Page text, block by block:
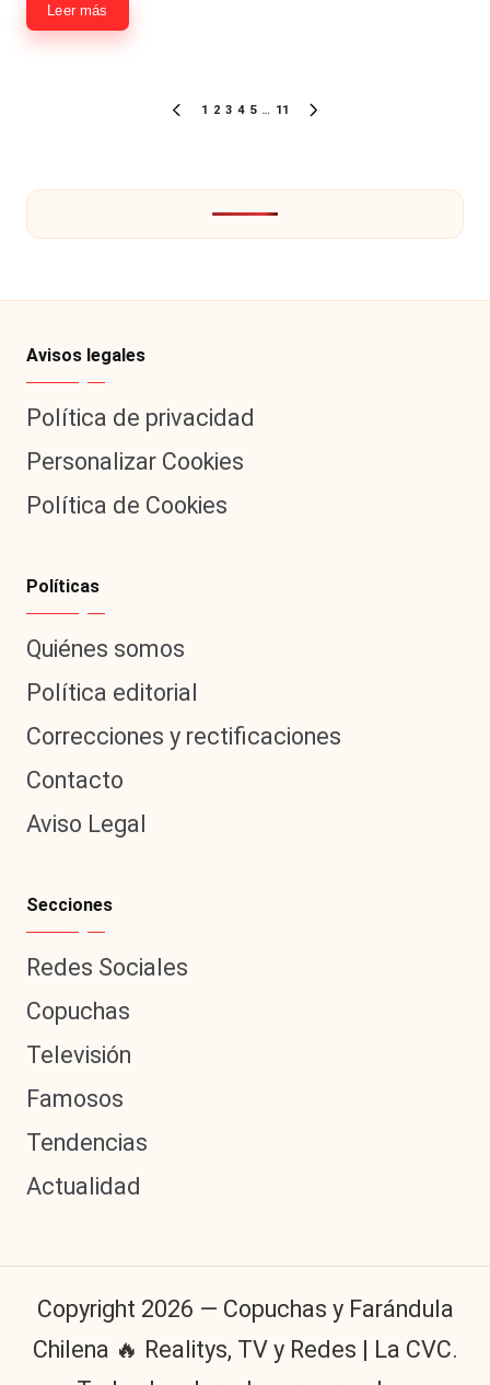
Leer más
PÁGINA
1 2 3 4 5 … 11
Avisos legales
Política de privacidad
Personalizar Cookies
Política de Cookies
Políticas
Quiénes somos
Política editorial
Correcciones y rectificaciones
Contacto
Aviso Legal
Secciones
Redes Sociales
Copuchas
Televisión
Famosos
Tendencias
Actualidad
Copyright 2026 — Copuchas y Farándula
Chilena 🔥 Realitys, TV y Redes | La CVC.